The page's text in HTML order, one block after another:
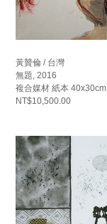
黃贊倫 / 台灣
無題, 2016
複合媒材 紙本 40x30cm
NT$10,500.00